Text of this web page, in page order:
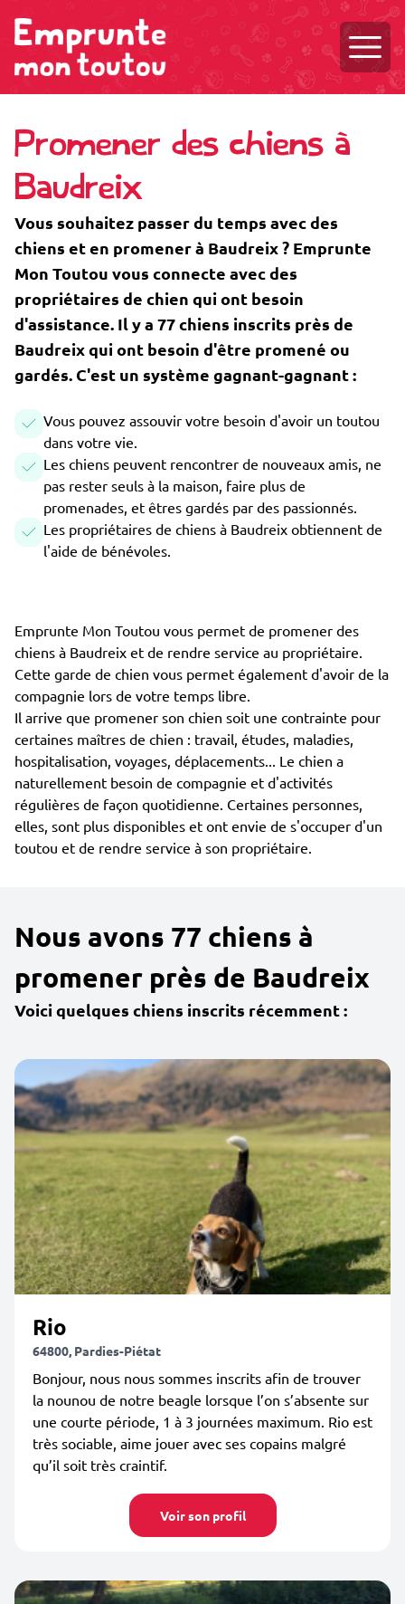
Promener des chiens à
Baudreix
Vous souhaitez passer du temps avec des
chiens et en promener à Baudreix ? Emprunte
Mon Toutou vous connecte avec des
propriétaires de chien qui ont besoin
d'assistance. Il y a 77 chiens inscrits près de
Baudreix qui ont besoin d'être promené ou
gardés. C'est un système gagnant-gagnant :
Vous pouvez assouvir votre besoin d'avoir un toutou
dans votre vie.
Les chiens peuvent rencontrer de nouveaux amis, ne
pas rester seuls à la maison, faire plus de
promenades, et êtres gardés par des passionnés.
Les propriétaires de chiens à Baudreix obtiennent de
l'aide de bénévoles.
Emprunte Mon Toutou vous permet de promener des
chiens à Baudreix et de rendre service au propriétaire.
Cette garde de chien vous permet également d'avoir de la
compagnie lors de votre temps libre.
Il arrive que promener son chien soit une contrainte pour
certaines maîtres de chien : travail, études, maladies,
hospitalisation, voyages, déplacements... Le chien a
naturellement besoin de compagnie et d'activités
régulières de façon quotidienne. Certaines personnes,
elles, sont plus disponibles et ont envie de s'occuper d'un
toutou et de rendre service à son propriétaire.
Nous avons 77 chiens à
promener près de Baudreix
Voici quelques chiens inscrits récemment :
Rio
64800, Pardies-Piétat
Bonjour, nous nous sommes inscrits afin de trouver
la nounou de notre beagle lorsque l’on s’absente sur
une courte période, 1 à 3 journées maximum. Rio est
très sociable, aime jouer avec ses copains malgré
qu’il soit très craintif.
Voir son profil